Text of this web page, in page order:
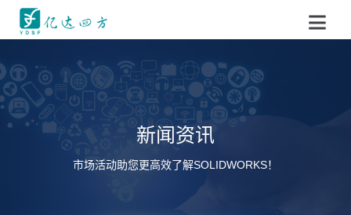
新闻资讯
市场活动助您更高效了解SOLIDWORKS！